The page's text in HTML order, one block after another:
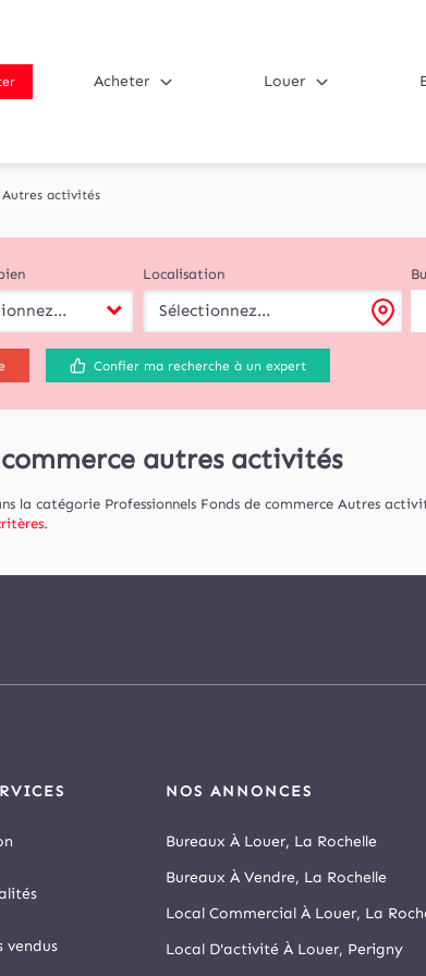
Acheter Louer
Autres activités
Localisation
Sélectionnez...
Confier ma recherche à un expert
autres activités
la catégorie Professionnels Fonds de commerce Autres
vendus
NOS ANNONCES
Bureaux À Louer, La Rochelle
Bureaux À Vendre, La Rochelle
Local Commercial À Louer, La
Local D'activité À Louer, Perigny